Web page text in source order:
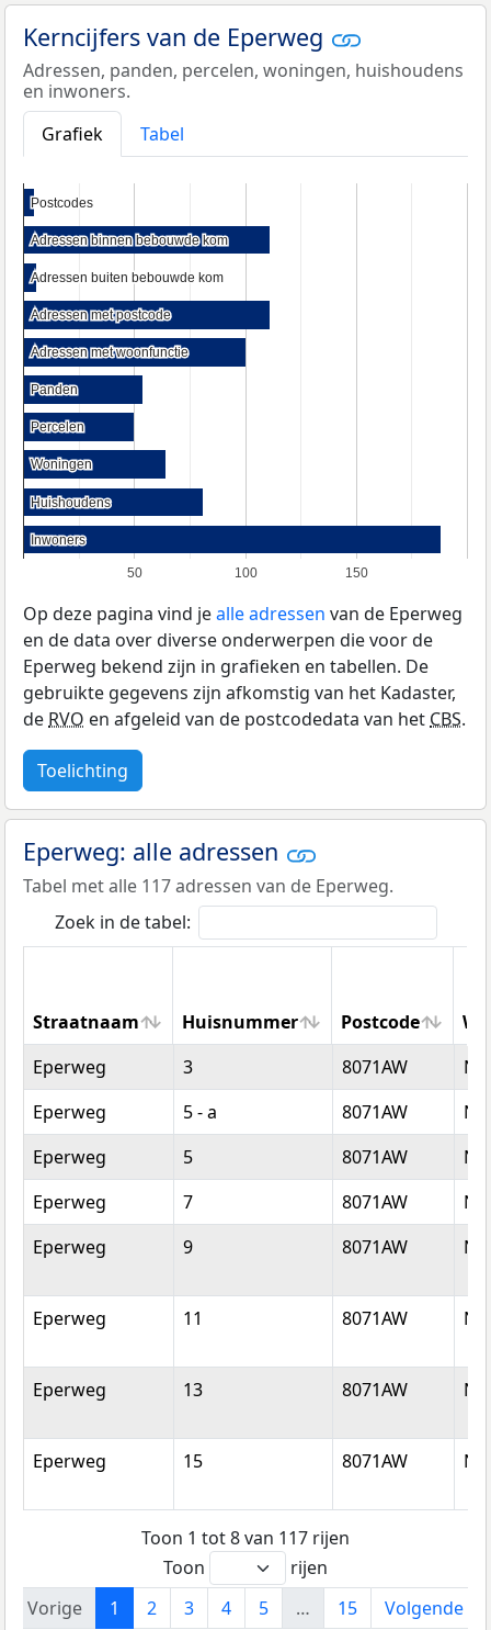
Kerncijfers van de Eperweg
Adressen, panden, percelen, woningen, huishoudens
en inwoners.
Grafiek
Tabel
50 100 150
Postcodes
Postcodes
Adressen binnen bebouwde kom
Adressen binnen bebouwde kom
Adressen buiten bebouwde kom
Adressen buiten bebouwde kom
Adressen met postcode
Adressen met postcode
Adressen met woonfunctie
Adressen met woonfunctie
Panden
Panden
Percelen
Percelen
Woningen
Woningen
Huishoudens
Huishoudens
Inwoners
Inwoners
Op deze pagina vind jealle adressen van de Eperweg
en de data over diverse onderwerpen die voor de
Eperweg bekend zijn in grafieken en tabellen. De
gebruikte gegevens zijn afkomstig van het Kadaster,
deRVO en afgeleid van de postcodedata van hetCBS.
Toelichting
Eperweg: alle adressen
Tabel met alle 117 adressen van de Eperweg.
Zoek in de tabel:
Straatnaam Huisnummer Postcode
Straatnaam
Huisnummer Postcode
Eperweg 3 8071AW
Eperweg
5 - a 8071AW
Eperweg
5 8071AW
Eperweg
7 8071AW
Eperweg
9 8071AW
Eperweg 11 8071AW
Eperweg 13 8071AW
Eperweg 15 8071AW
Toon 1 tot 8 van 117 rijen
Toon
rijen
Vorige
1 2 3 4 5 … 15 Volgende